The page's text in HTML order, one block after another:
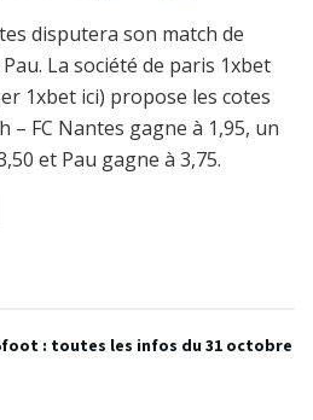
disputera son match de
La société de paris 1xbet
1xbet ici) propose les cotes
– FC Nantes gagne à 1,95, un
et Pau gagne à 3,75.
: toutes les infos du 31 octobre